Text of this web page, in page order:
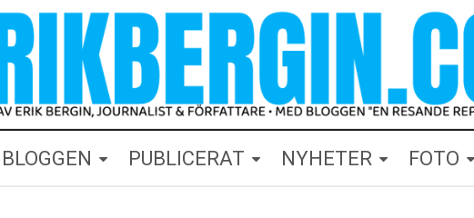
BLOGGEN PUBLICERAT NYHETER FOTO